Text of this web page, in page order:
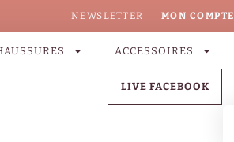
NEWSLETTER MON COMPTE
ACCESSOIRES
LIVE FACEBOOK